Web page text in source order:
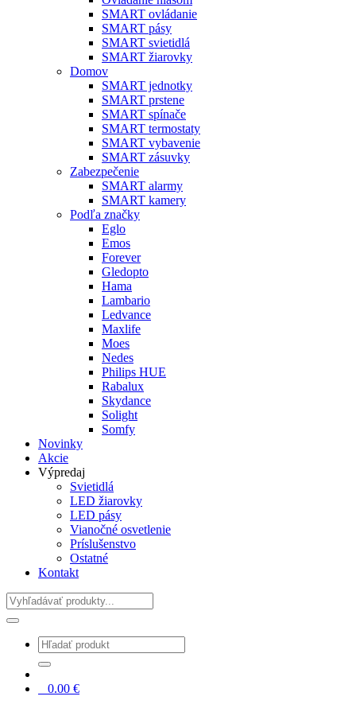
SMART ovládanie
SMART pásy
SMART svietidlá
SMART žiarovky
Domov
SMART jednotky
SMART prstene
SMART spínače
SMART termostaty
SMART vybavenie
SMART zásuvky
Zabezpečenie
SMART alarmy
SMART kamery
Podľa značky
Eglo
Emos
Forever
Gledopto
Hama
Lambario
Ledvance
Maxlife
Moes
Nedes
Philips HUE
Rabalux
Skydance
Solight
Somfy
Novinky
Akcie
Výpredaj
Svietidlá
LED žiarovky
LED pásy
Vianočné osvetlenie
Príslušenstvo
Ostatné
Kontakt
Hladať
0.00 €